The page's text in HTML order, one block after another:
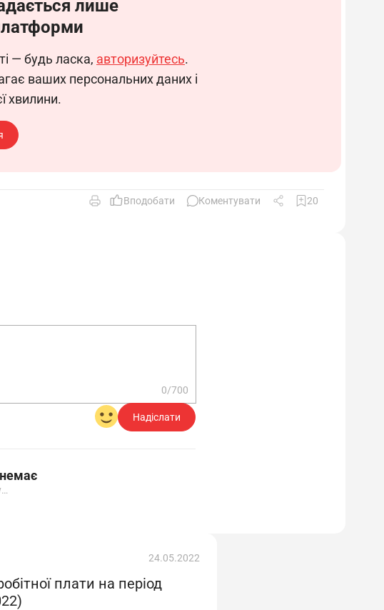
Документ
лише
— будь ласка, авторизуйтесь.
ваших персональних даних і
хвилини.
Вподобати Коментувати 20
0/700
Надіслати
24.05.2022
плати на період